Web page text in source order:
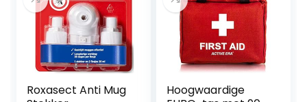
Roxasect Anti Mug
Hoogwaardige